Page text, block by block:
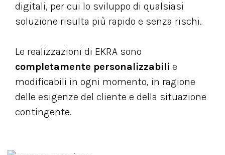
digitali, per cui lo sviluppo di qualsiasi
soluzione risulta più rapido e senza rischi.
Le realizzazioni di EKRA sono
completamente personalizzabili e
modificabili in ogni momento, in ragione
delle esigenze del cliente e della situazione
contingente.